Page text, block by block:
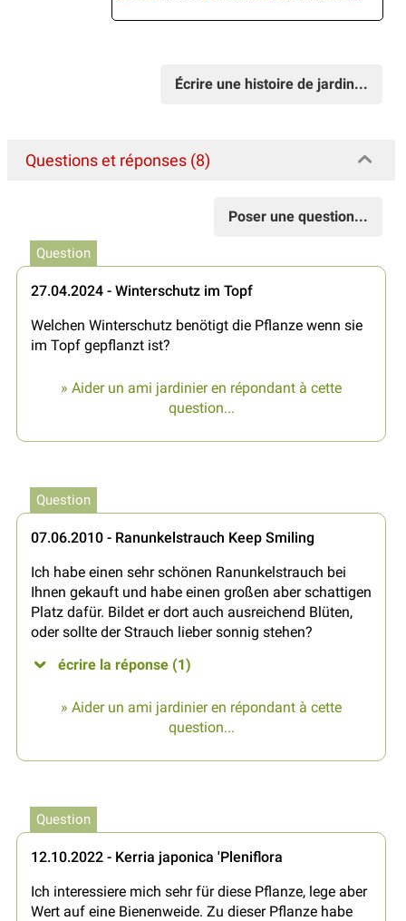
Écrire une histoire de jardin...
Questions et réponses (8)
Poser une question...
Question
27.04.2024 - Winterschutz im Topf
Welchen Winterschutz benötigt die Pflanze wenn sie
im Topf gepflanzt ist?
» Aider un ami jardinier en répondant à cette
question...
Question
07.06.2010 - Ranunkelstrauch Keep Smiling
Ich habe einen sehr schönen Ranunkelstrauch bei
Ihnen gekauft und habe einen großen aber schattigen
Platz dafür. Bildet er dort auch ausreichend Blüten,
oder sollte der Strauch lieber sonnig stehen?
écrire la réponse (1)
» Aider un ami jardinier en répondant à cette
question...
Question
12.10.2022 - Kerria japonica 'Pleniflora
Ich interessiere mich sehr für diese Pflanze, lege aber
Wert auf eine Bienenweide. Zu dieser Pflanze habe